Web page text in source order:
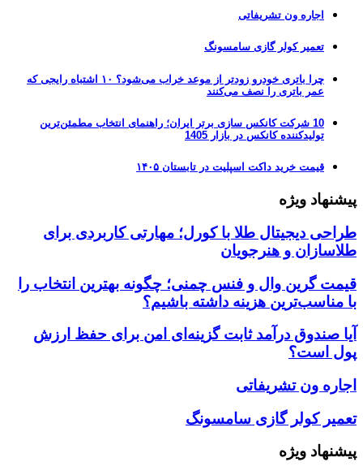
اجاره ون تشریفاتی
تعمیر کولر گازی سامسونگ
چرا باتری خودرو زودتر از موعد خراب می‌شود؟ ۱۰ اشتباه رایجی که
عمر باتری را نصف می‌کنند
10 شرکت کانکس سازی برتر ایران؛ راهنمای انتخاب مطمئن‌ترین
تولیدکننده کانکس در بازار 1405
قیمت خرید داکت اسپلیت در تابستان ۱۴۰۵
پیشنهاد ویژه
طراحی دیجیتال طلا با کورل؛ مهارتی کاربردی برای
طلاسازان و هنرجویان
قیمت گرین وال و فنس چمنی؛ چگونه بهترین انتخاب را
با مناسب‌ترین هزینه داشته باشیم؟
آیا صندوق درآمد ثابت گزینه‌ای امن برای حفظ ارزش
پول است؟
اجاره ون تشریفاتی
تعمیر کولر گازی سامسونگ
پیشنهاد ویژه